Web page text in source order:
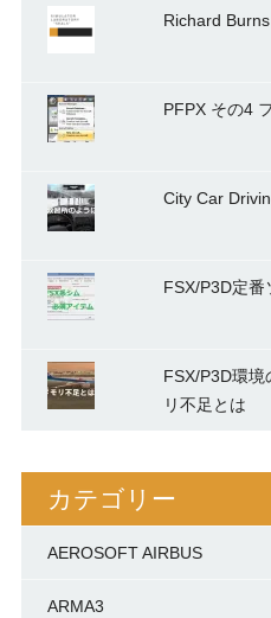
Richard
PFPX その4
City Car
FSX/P3D定
FSX/P3D環
リ不足とは
カテゴリー
AEROSOFT AIRBUS
ARMA3